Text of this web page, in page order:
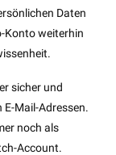
Daten
Konto weiterhin
sicher und
Mail-Adressen.
noch als
Account.